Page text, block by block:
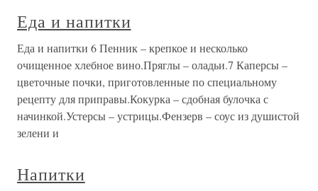
Еда и напитки
Еда и напитки 6 Пенник – крепкое и несколько
очищенное хлебное вино.Пряглы – оладьи.7 Каперсы –
цветочные почки, приготовленные по специальному
рецепту для приправы.Кокурка – сдобная булочка с
начинкой.Устерсы – устрицы.Фензерв – соус из душистой
зелени и
Напитки